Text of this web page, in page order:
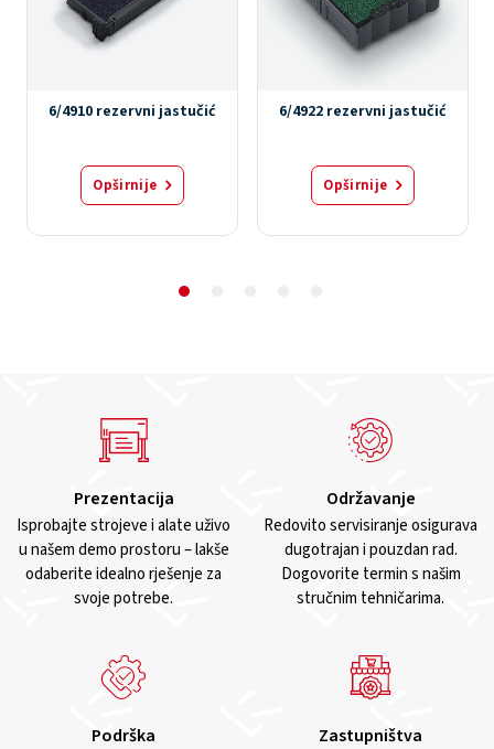
6/4910 rezervni jastučić
Opširnije
6/4922 rezervni jastučić
Opširnije
Prezentacija
Isprobajte strojeve i alate uživo
u našem demo prostoru – lakše
odaberite idealno rješenje za
svoje potrebe.
Održavanje
Redovito servisiranje osigurava
dugotrajan i pouzdan rad.
Dogovorite termin s našim
stručnim tehničarima.
Podrška Zastupništva